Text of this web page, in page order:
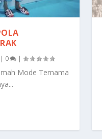
| 0 |
Mode Ternama